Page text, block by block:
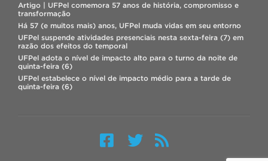
Artigo | UFPel comemora 57 anos de história, compromisso e
transformação
Há 57 (e muitos mais) anos, UFPel muda vidas em seu entorno
UFPel suspende atividades presenciais nesta sexta-feira (7) em
razão dos efeitos do temporal
UFPel adota o nível de impacto alto para o turno da noite de
quinta-feira (6)
UFPel estabelece o nível de impacto médio para a tarde de
quinta-feira (6)